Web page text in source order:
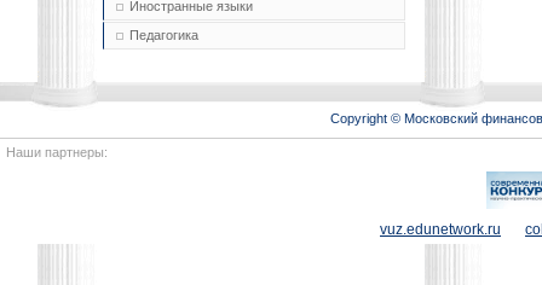
Иностранные языки
Педагогика
Copyright © Московский
Наши партнеры:
vuz.edunetwork.ru